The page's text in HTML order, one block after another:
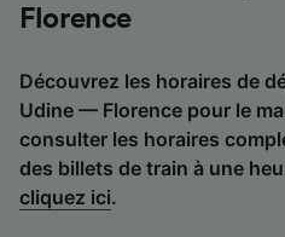
Florence
Découvrez les horaires de
Udine — Florence pour le
consulter les horaires
des billets de train à une
cliquez ici.